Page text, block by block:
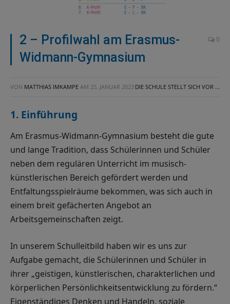
2 – Profilwahl am Erasmus-
Widmann-Gymnasium
0
VON MATTHIAS IMKAMPE AM 25. JANUAR 2023 DIE SCHULE STELLT SICH VOR ...
1. Einführung
Am Erasmus-Widmann-Gymnasium besteht die gute
und lange Tradition, dass Schülerinnen und Schüler
neben dem regulären Unterricht im musisch-
künstlerischen Bereich gefördert werden und
Entfaltungsspielräume bekommen, was sich auch in
einem breit gefächerten Angebot an
Arbeitsgemeinschaften zeigt.
In unserem Schulleitbild haben wir es uns zur
Aufgabe gemacht, die Schülerinnen und Schüler in
ihrer „geistigen, künstlerischen, charakterlichen und
körperlichen Persönlichkeitsentwicklung zu fördern.“
Eigenständiges Denken und Handeln, soziale